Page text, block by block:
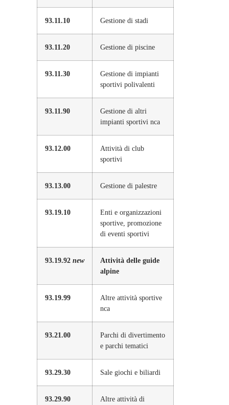
93.11.10 Gestione di stadi
93.11.20 Gestione di piscine
93.11.30
Gestione di impianti
sportivi polivalenti
93.11.90
Gestione di altri
impianti sportivi nca
93.12.00
Attività di club
sportivi
93.13.00 Gestione di palestre
93.19.10
Enti e organizzazioni
sportive, promozione
di eventi sportivi
93.19.92new
Attività delle guide
alpine
93.19.99
Altre attività sportive
nca
93.21.00
Parchi di divertimento
e parchi tematici
93.29.30 Sale giochi e biliardi
93.29.90
Altre attività di